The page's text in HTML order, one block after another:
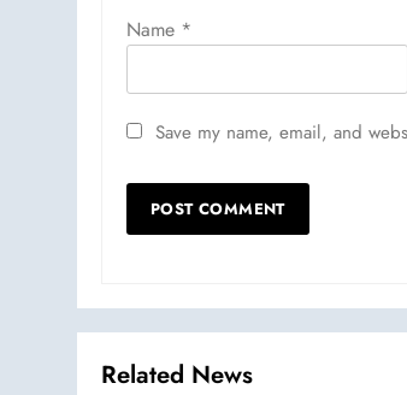
Name *
Save my name, email, and
Related News